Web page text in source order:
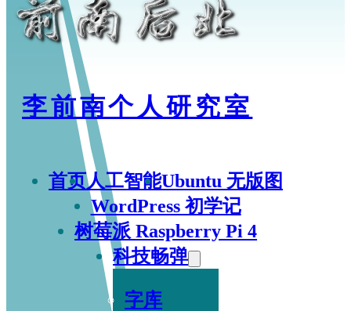
李前南个人研究室
首页人工智能Ubuntu 无版图
WordPress 初学记
树莓派 Raspberry Pi 4
科技畅弹
字库